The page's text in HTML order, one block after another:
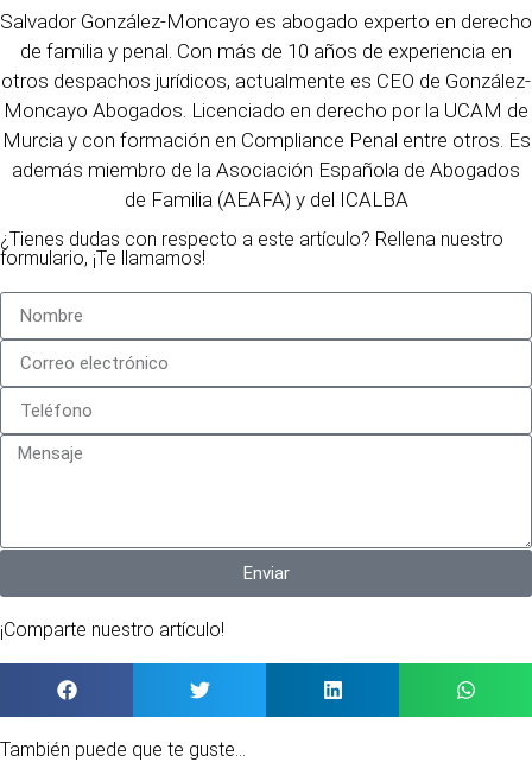
Salvador González-Moncayo es abogado experto en derecho
de familia y penal. Con más de 10 años de experiencia en
otros despachos jurídicos, actualmente es CEO de González-
Moncayo Abogados. Licenciado en derecho por la UCAM de
Murcia y con formación en Compliance Penal entre otros. Es
además miembro de la Asociación Española de Abogados
de Familia (AEAFA) y del ICALBA
¿Tienes dudas con respecto a este artículo? Rellena nuestro
formulario, ¡Te llamamos!
Enviar
¡Comparte nuestro artículo!
También puede que te guste...